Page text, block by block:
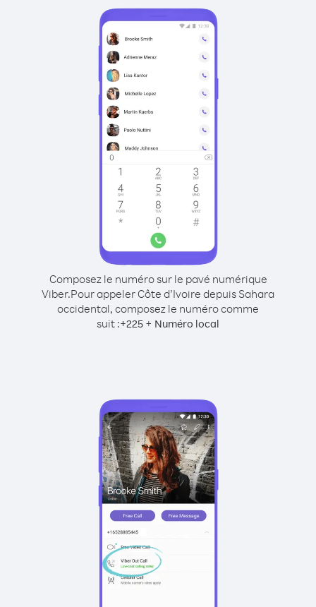
Composez le numéro sur le pavé numérique
Viber.Pour appeler Côte d’Ivoire depuis Sahara
occidental, composez le numéro comme
suit :+225 + Numéro local